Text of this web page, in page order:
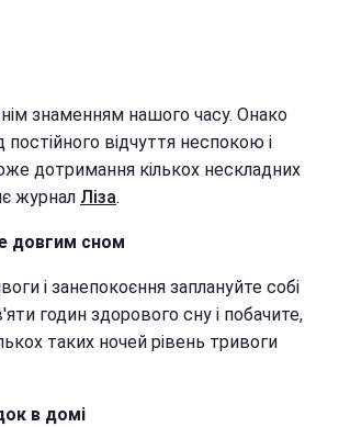
знаменням нашого часу. Онако
постійного відчуття неспокою і
дотримання кількох нескладних
журнал Ліза.
довгим сном
і занепокоєння заплануйте собі
годин здорового сну і побачите,
таких ночей рівень тривоги
в домі